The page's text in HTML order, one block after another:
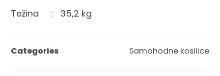
Težina : 35,2 kg
Categories Samohodne kosilice